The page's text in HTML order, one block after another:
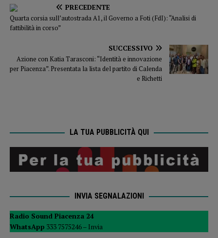
PRECEDENTE
Quarta corsia sull’autostrada A1, il Governo a Foti (FdI): “Analisi di
fattibilità in corso”
SUCCESSIVO
Azione con Katia Tarasconi: “Identità e innovazione
per Piacenza”. Presentata la lista del partito di Calenda
e Richetti
LA TUA PUBBLICITÀ QUI
INVIA SEGNALAZIONI
Radio Sound Piacenza 24
WhatsApp 333 7575246 – Invia